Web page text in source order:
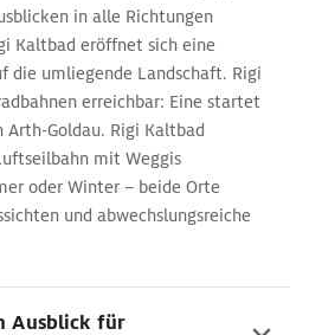
in alle Richtungen
Kaltbad eröffnet sich eine
die umliegende Landschaft. Rigi
erreichbar: Eine startet
Goldau. Rigi Kaltbad
mit Weggis
oder Winter – beide Orte
und abwechslungsreiche
Ausblick für